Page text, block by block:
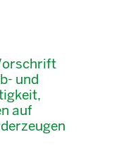
und
auf